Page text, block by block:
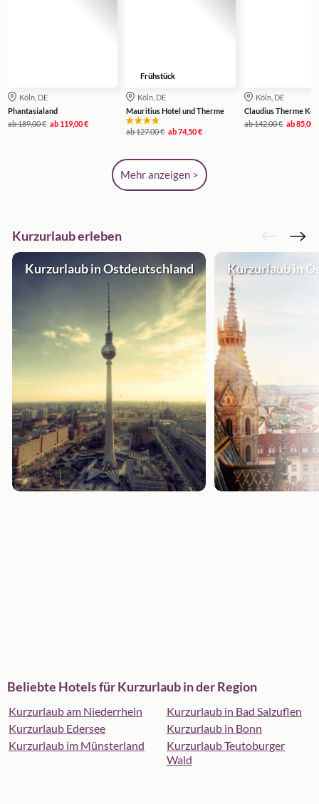
Köln, DE
Phantasialand
ab189,00 € ab 119,00 €
Frühstück
Köln, DE
Mauritius Hotel und Therme
ab127,00 € ab74,50 €
Köln, DE
Claudius Therme
ab142,00 € ab85,00
Mehr anzeigen >
Kurzurlaub erleben
Kurzurlaub in Ostdeutschland Kurzurlaub in
Beliebte Hotels für Kurzurlaub in der Region
Kurzurlaub am Niederrhein
Kurzurlaub Edersee
Kurzurlaub im Münsterland
Kurzurlaub in Bad Salzuflen
Kurzurlaub in Bonn
Kurzurlaub Teutoburger
Wald